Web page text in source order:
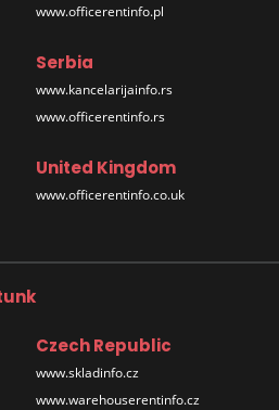
www.officerentinfo.pl
Serbia
www.kancelarijainfo.rs
www.officerentinfo.rs
United Kingdom
www.officerentinfo.co.uk
Czech Republic
www.skladinfo.cz
www.warehouserentinfo.cz